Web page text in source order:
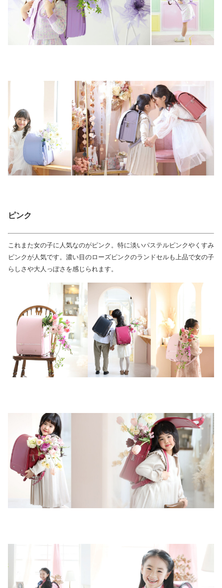
ピンク
これまた女の子に人気なのがピンク。特に淡いパステルピンクやくすみ
ピンクが人気です。濃い目のローズピンクのランドセルも上品で女の子
らしさや大人っぽさを感じられます。